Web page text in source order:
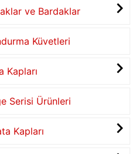
ve Bardaklar
Küvetleri
Kapları
Serisi Ürünleri
Kapları